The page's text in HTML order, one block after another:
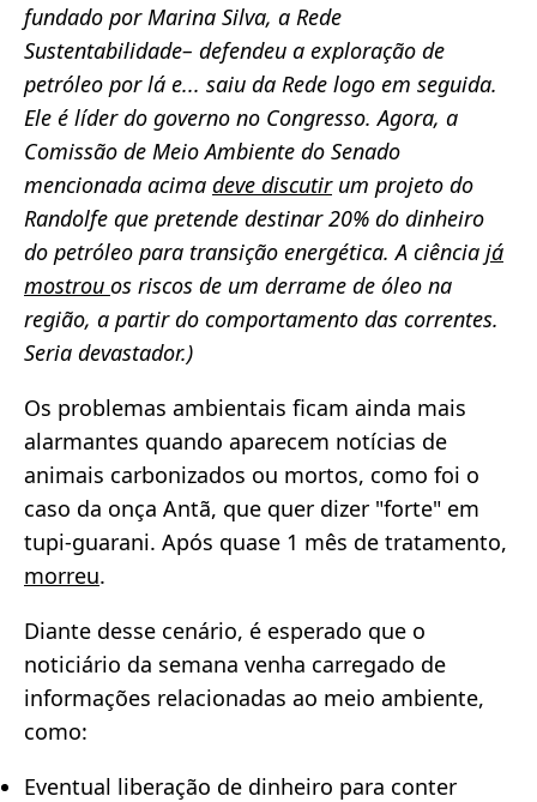
fundado por Marina Silva, a Rede
Sustentabilidade– defendeu a exploração de
petróleo por lá e... saiu da Rede logo em seguida.
Ele é líder do governo no Congresso. Agora, a
Comissão de Meio Ambiente do Senado
mencionada acima deve discutirum projeto do
Randolfe que pretende destinar 20% do dinheiro
do petróleo para transição energética. A ciência já
mostrou os riscos de um derrame de óleo na
região, a partir do comportamento das correntes.
Seria devastador.)
Os problemas ambientais ficam ainda mais
alarmantes quando aparecem notícias de
animais carbonizados ou mortos, como foi o
caso da onça Antã, que quer dizer "forte" em
tupi-guarani. Após quase 1 mês de tratamento,
morreu.
Diante desse cenário, é esperado que o
noticiário da semana venha carregado de
informações relacionadas ao meio ambiente,
como:
Eventual liberação de dinheiro para conter